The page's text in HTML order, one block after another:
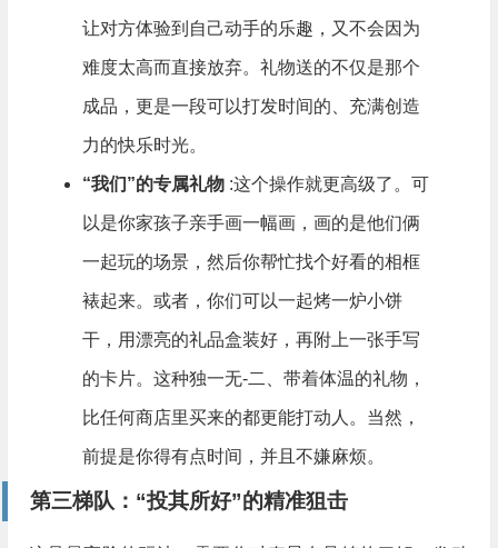
让对方体验到自己动手的乐趣，又不会因为
难度太高而直接放弃。礼物送的不仅是那个
成品，更是一段可以打发时间的、充满创造
力的快乐时光。
“我们”的专属礼物 :这个操作就更高级了。可
以是你家孩子亲手画一幅画，画的是他们俩
一起玩的场景，然后你帮忙找个好看的相框
裱起来。或者，你们可以一起烤一炉小饼
干，用漂亮的礼品盒装好，再附上一张手写
的卡片。这种独一无-二、带着体温的礼物，
比任何商店里买来的都更能打动人。当然，
前提是你得有点时间，并且不嫌麻烦。
第三梯队：“投其所好”的精准狙击